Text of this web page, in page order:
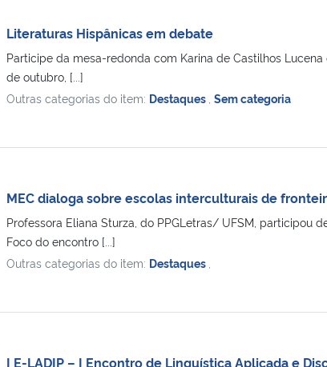
Literaturas Hispânicas em debate
´Participe da mesa-redonda com Karina de Castilhos
de outubro, [...]
Outras categorias do item: Destaques Sem categoria
MEC dialoga sobre escolas interculturais de
Professora Eliana Sturza, do PPGLetras/ UFSM, participou
Foco do encontro [...]
Outras categorias do item: Destaques
I E-LADIP – I Encontro de Linguística Aplicada e